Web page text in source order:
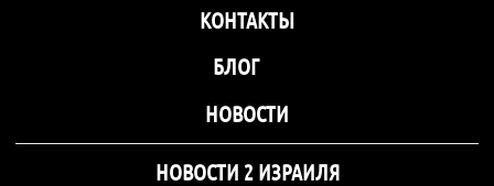
КОНТАКТЫ
БЛОГ
НОВОСТИ
НОВОСТИ 2 ИЗРАИЛЯ